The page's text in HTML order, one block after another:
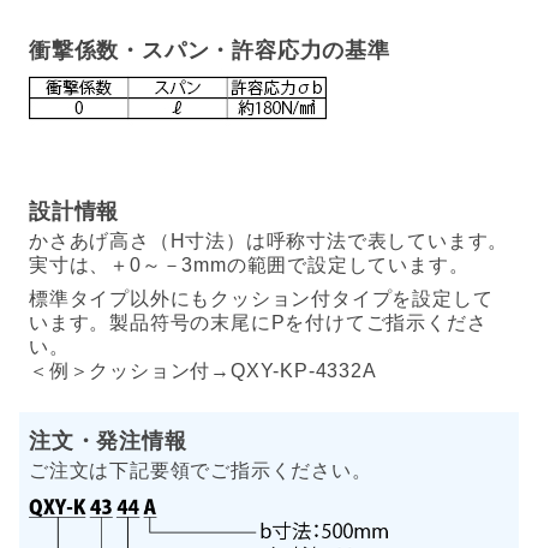
衝撃係数・スパン・許容応力の基準
設計情報
かさあげ高さ（H寸法）は呼称寸法で表しています。
実寸は、＋0～－3mmの範囲で設定しています。
標準タイプ以外にもクッション付タイプを設定して
います。製品符号の末尾にPを付けてご指示くださ
い。
＜例＞クッション付→QXY-KP-4332A
注文・発注情報
ご注文は下記要領でご指示ください。